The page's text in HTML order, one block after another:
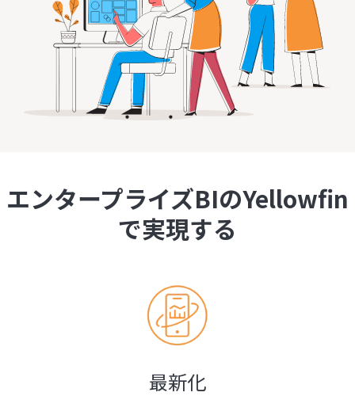
エンタープライズBIのYellowfin
で実現する
最新化